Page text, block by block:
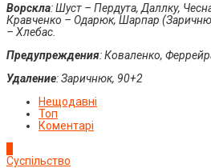
Ворскла: Шуст – Пердута, Даллку,
Кравченко – Одарюк, Шарпар
– Хлебас.
Предупреждения: Коваленко,
Удаление: Заричнюк, 90+2
Нещодавні
Топ
Коментарі
Суспільство